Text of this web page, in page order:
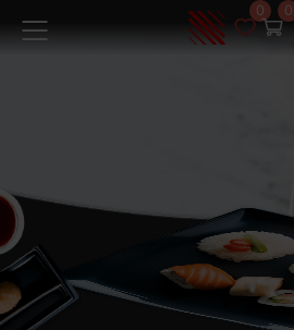
0 0
Меню